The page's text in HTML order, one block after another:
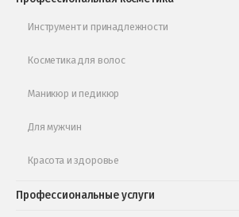
Инструмент и принадлежности
Косметика для волос
Маникюр и педикюр
Для мужчин
Красота и здоровье
Профессиональные услуги
Обучающее видео